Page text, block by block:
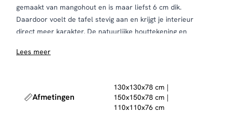
gemaakt van mangohout en is maar liefst 6 cm dik.
Daardoor voelt de tafel stevig aan en krijgt je interieur
direct meer karakter. De natuurlijke houttekening en
zwart metalen spinpoot krijgt Apeldoorn een krachtige,
De spinpoot is niet alleen een stijlvol detail, maar ook heel
praktisch. Doordat het onderstel in het midden zit, heb je
Lees meer
Afmetingen
130x130x78 cm |
150x150x78 cm |
110x110x76 cm